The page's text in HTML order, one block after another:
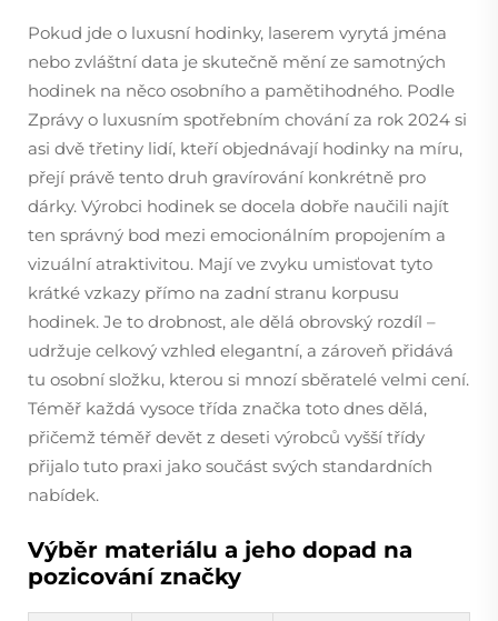
Pokud jde o luxusní hodinky, laserem vyrytá jména
nebo zvláštní data je skutečně mění ze samotných
hodinek na něco osobního a pamětihodného. Podle
Zprávy o luxusním spotřebním chování za rok 2024 si
asi dvě třetiny lidí, kteří objednávají hodinky na míru,
přejí právě tento druh gravírování konkrétně pro
dárky. Výrobci hodinek se docela dobře naučili najít
ten správný bod mezi emocionálním propojením a
vizuální atraktivitou. Mají ve zvyku umisťovat tyto
krátké vzkazy přímo na zadní stranu korpusu
hodinek. Je to drobnost, ale dělá obrovský rozdíl –
udržuje celkový vzhled elegantní, a zároveň přidává
tu osobní složku, kterou si mnozí sběratelé velmi cení.
Téměř každá vysoce třída značka toto dnes dělá,
přičemž téměř devět z deseti výrobců vyšší třídy
přijalo tuto praxi jako součást svých standardních
nabídek.
Výběr materiálu a jeho dopad na
pozicování značky